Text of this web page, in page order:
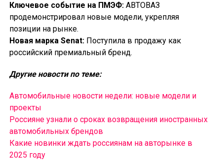
Ключевое событие на ПМЭФ:АВТОВАЗ
продемонстрировал новые модели, укрепляя
позиции на рынке.
Новая марка Senat:Поступила в продажу как
российский премиальный бренд.
Другие новости по теме:
Автомобильные новости недели: новые модели и
проекты
Россияне узнали о сроках возвращения иностранных
автомобильных брендов
Какие новинки ждать россиянам на авторынке в
2025 году